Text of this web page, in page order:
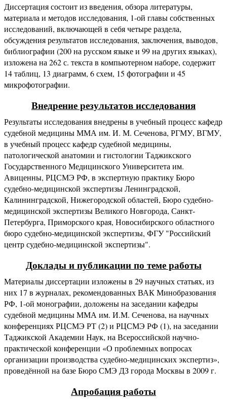
Диссертация состоит из введения, обзора литературы,
материала и методов исследования, 1-ой главы собственных
исследований, включающей в себя четыре раздела,
обсуждения результатов исследования, заключения, выводов,
библиографии (200 на русском языке и 99 на других языках),
изложена на 262 с. текста в компьютерном наборе, содержит
14 таблиц, 13 диаграмм, 6 схем, 15 фотографии и 45
микрофотографии.
Внедрение результатов исследования
Результаты исследования внедрены в учебный процесс кафедр
судебной медицины ММА им. И. М. Сеченова, РГМУ, ВГМУ,
в учебный процесс кафедр судебной медицины,
патологической анатомии и гистологии Таджикского
Государственного Медицинского Университета им.
Авиценны, РЦСМЭ РФ, в экспертную практику Бюро
судебно-медицинской экспертизы Ленинградской,
Калининградской, Нижегородской областей, Бюро судебно-
медицинской экспертизы Великого Новгорода, Санкт-
Петербурга, Приморского края, Новосибирского областного
бюро судебно-медицинской экспертизы, ФГУ "Российский
центр судебно-медицинской экспертизы".
Доклады и публикации по теме работы
Материалы диссертации изложены в 29 научных статьях, из
них 17 в журналах, рекомендованных ВАК Минобразования
РФ, 1-ой монографии, доложены на заседании кафедры
судебной медицины ММА им. И.М. Сеченова, на научных
конференциях РЦСМЭ РТ (2) и РЦСМЭ РФ (1), на заседании
Таджикской Академии Наук, на Всероссийской научно-
практической конференции «О проблемных вопросах
организации производства судебно-медицинских экспертиз»,
проведённой на базе Бюро СМЭ ДЗ города Москвы в 2009 г.
Апробация работы